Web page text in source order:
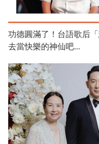
功德圓滿了！台語歌后
去當快樂的神仙吧...